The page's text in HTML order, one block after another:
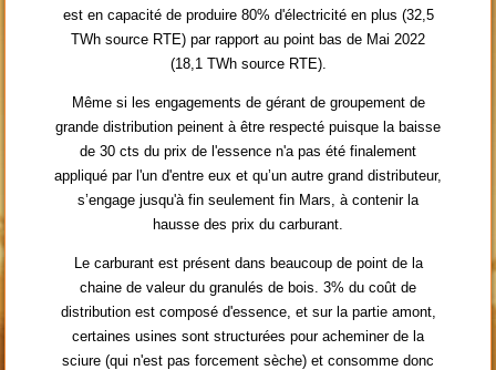
est en capacité de produire 80% d'électricité en plus (32,5
TWh source RTE) par rapport au point bas de Mai 2022
(18,1 TWh source RTE).
Même si les engagements de gérant de groupement de
grande distribution peinent à être respecté puisque la baisse
de 30 cts du prix de l'essence n'a pas été finalement
appliqué par l'un d'entre eux et qu’un autre grand distributeur,
s’engage jusqu'à fin seulement fin Mars, à contenir la
hausse des prix du carburant.
Le carburant est présent dans beaucoup de point de la
chaine de valeur du granulés de bois. 3% du coût de
distribution est composé d'essence, et sur la partie amont,
certaines usines sont structurées pour acheminer de la
sciure (qui n'est pas forcement sèche) et consomme donc